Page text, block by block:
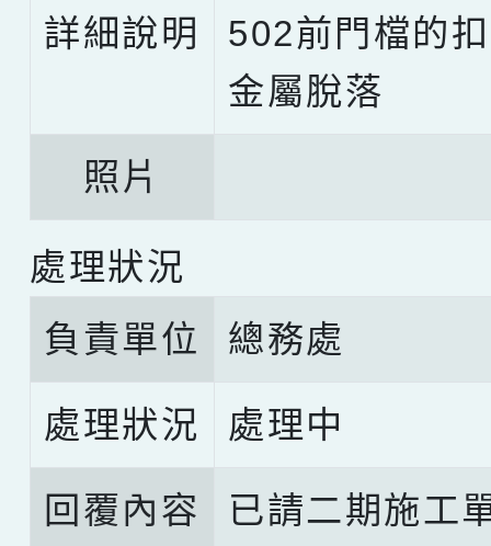
詳細說明
502前門檔的
金屬脫落
照片
處理狀況
負責單位
總務處
處理狀況 處理中
回覆內容
已請二期施工